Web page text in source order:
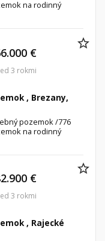
na rodinný
, Brezany,
pozemok /776
na rodinný
€
3 rokmi
, Rajecké
€
3 rokmi